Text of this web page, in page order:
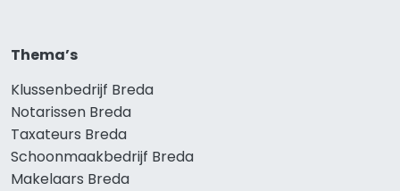
Thema’s
Klussenbedrijf Breda
Notarissen Breda
Taxateurs Breda
Schoonmaakbedrijf Breda
Makelaars Breda